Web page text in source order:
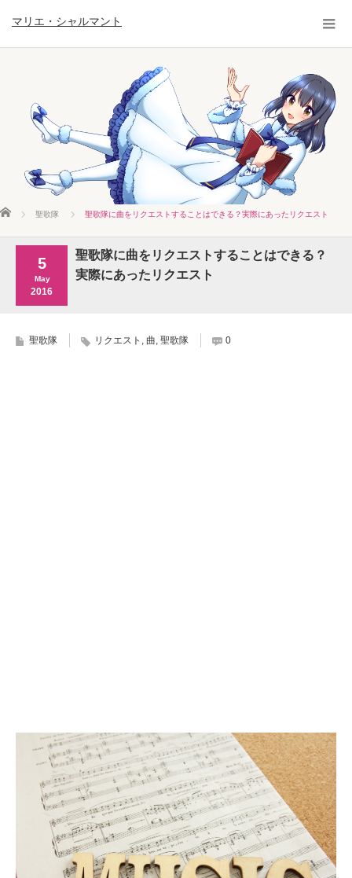
マリエ・シャルマント
ホーム 聖歌隊 聖歌隊に曲をリクエストすることはできる？実際にあったリクエスト
5
May
2016
聖歌隊に曲をリクエストすることはできる？
実際にあったリクエスト
聖歌隊 リクエスト , 曲, 聖歌隊 0